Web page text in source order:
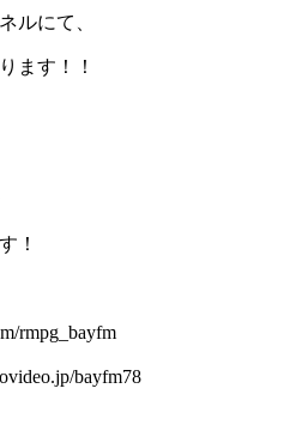
ルにて、
ます！！
！
rmpg_bayfm
bayfm78